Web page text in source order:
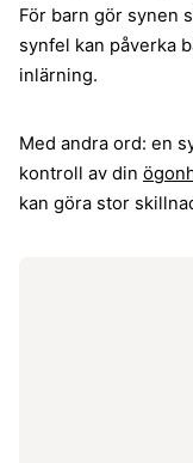
För barn gör synen
synfel kan påverka
inlärning.
Med andra ord: en
kontroll av din
kan göra stor